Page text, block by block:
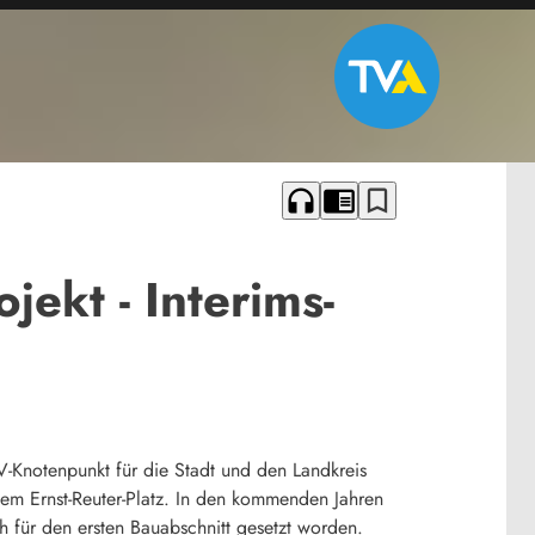
headphones chrome_reader_mode bookmark_border
- Interims-
für die Stadt und den Landkreis
Ernst-Reuter-Platz. In den kommenden Jahren
den ersten Bauabschnitt gesetzt worden.